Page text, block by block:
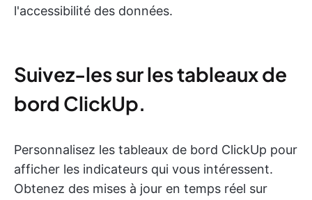
l'accessibilité des données.
Suivez-les sur les tableaux de
bord ClickUp.
Personnalisez les tableaux de bord ClickUp pour
afficher les indicateurs qui vous intéressent.
Obtenez des mises à jour en temps réel sur